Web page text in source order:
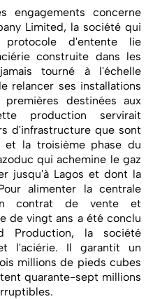
engagements concerne
Limited, la société qui
d'entente lie
construite dans les
tourné à l'échelle
relancer ses installations
destinées aux
production servirait
d'infrastructure que sont
et la troisième phase du
qui achemine le gaz
jusqu'à Lagos et dont la
alimenter la centrale
contrat de vente et
de vingt ans a été conclu
Production, la société
l'aciérie. Il garantit un
millions de pieds cubes
quarante-sept millions